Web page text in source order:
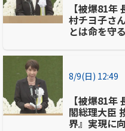
【被爆81
村チヨ子さ
とは命を守
8/9(日) 12:49
【被爆81
閣総理大臣
界』実現に